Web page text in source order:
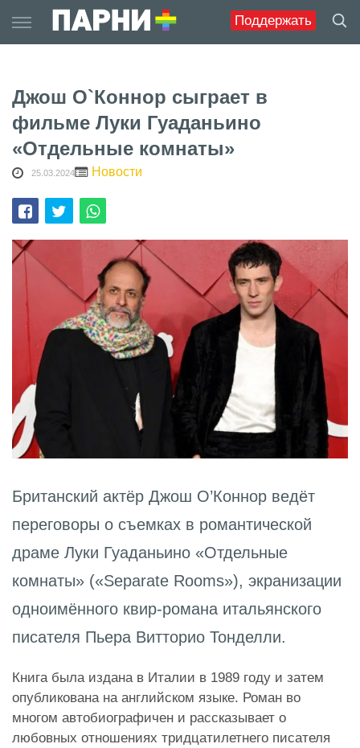
Поддержать
to
content
Джош О`Коннор сыграет в
фильме Луки Гуаданьино
«Отдельные комнаты»
25.03.2024 Новости
Британский актёр Джош О’Коннор ведёт
переговоры о съемках в романтической
драме Луки Гуаданьино «Отдельные
комнаты» («Separate Rooms»), экранизации
одноимённого квир-романа итальянского
писателя Пьера Витторио Тонделли.
Книга была издана в Италии в 1989 году и затем
опубликована на английском языке. Роман во
многом автобиографичен и рассказывает о
любовных отношениях тридцатилетнего писателя